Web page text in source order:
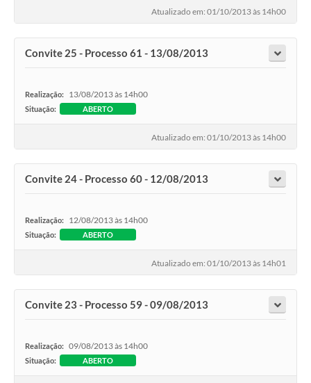
Atualizado em: 01/10/2013 às 14h00
Convite 25 - Processo 61 - 13/08/2013
Realização: 13/08/2013 às 14h00
Situação: ABERTO
Atualizado em: 01/10/2013 às 14h00
Convite 24 - Processo 60 - 12/08/2013
Realização: 12/08/2013 às 14h00
Situação: ABERTO
Atualizado em: 01/10/2013 às 14h01
Convite 23 - Processo 59 - 09/08/2013
Realização: 09/08/2013 às 14h00
Situação: ABERTO